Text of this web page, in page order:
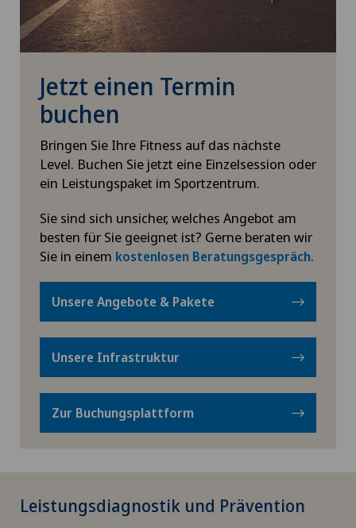
Jetzt einen Termin
buchen
Bringen Sie Ihre Fitness auf das nächste
Level. Buchen Sie jetzt eine Einzelsession oder
ein Leistungspaket im Sportzentrum.
Sie sind sich unsicher, welches Angebot am
besten für Sie geeignet ist? Gerne beraten wir
Sie in einem kostenlosen Beratungsgespräch.
Unsere Angebote & Pakete
Unsere Infrastruktur
Zur Buchungsplattform
Leistungsdiagnostik und Prävention